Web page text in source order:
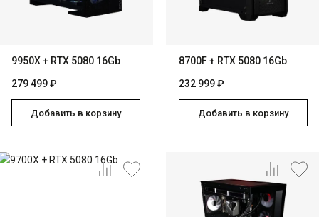
9950X + RTX 5080 16Gb
279 499 ₽
Добавить в корзину
8700F + RTX 5080 16Gb
232 999 ₽
Добавить в корзину